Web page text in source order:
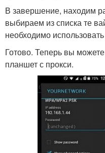
В завершение, находим
выбираем из списка те
необходимо
Готово. Теперь вы
планшет с прокси.